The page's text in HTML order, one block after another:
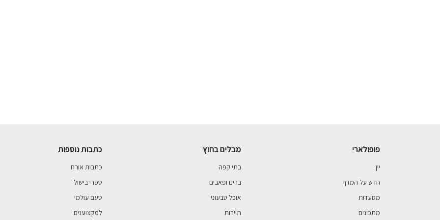
פופולארי
יין
חדש על המדף
מסעדות
מתכונים
מבלים בחוץ
בתי קפה
ברים ופאבים
אוכל טבעוני
תיירות
כתבות נוספות
כתבות אורח
ספרי בישול
טעם עולמי
למקצוענים